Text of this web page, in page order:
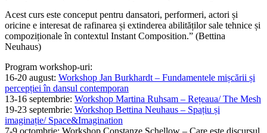
Acest curs este conceput pentru dansatori, performeri, actori și
oricine e interesat de rafinarea și extinderea abilităților sale tehnice și
compoziționale în contextul Instant Composition.” (Bettina
Neuhaus)
Program workshop-uri:
16-20 august: Workshop Jan Burkhardt – Fundamentele mișcării și
percepției în dansul contemporan
13-16 septembrie: Workshop Martina Ruhsam – Rețeaua/ The Mesh
19-23 septembrie: Workshop Bettina Neuhaus – Spațiu și
imaginație/ Space&Imagination
7-9 octombrie: Workshop Constanze Schellow – Care este discursul